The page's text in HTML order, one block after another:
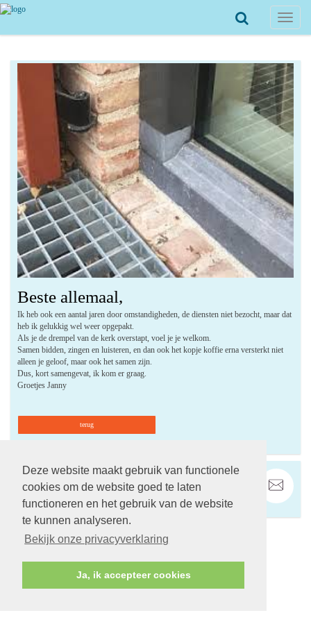
Deze website maakt gebruik van functionele
cookies om de website goed te laten
functioneren en het gebruik van de website
te kunnen analyseren.
Bekijk onze privacyverklaring
Ja, ik accepteer cookies
Toggle
Beste allemaal,
Ik heb ook een aantal jaren door omstandigheden, de diensten niet bezocht, maar dat
heb ik gelukkig wel weer opgepakt.
Als je de drempel van de kerk overstapt, voel je je welkom.
Samen bidden, zingen en luisteren, en dan ook het kopje koffie erna versterkt niet
alleen je geloof, maar ook het samen zijn.
Dus, kort samengevat, ik kom er graag.
Groetjes Janny
terug
Volg ons op: